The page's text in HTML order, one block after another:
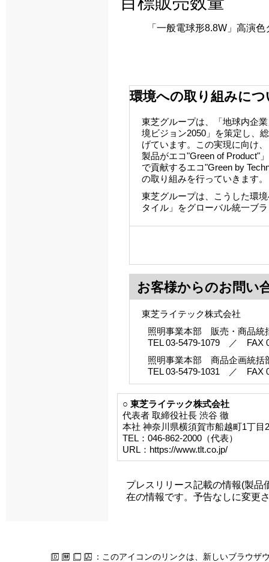
「一般電球形8.8W」高演
環境への取り組みにつ
東芝グループは、「地球内企
境ビジョン2050」を策定し、
げています。この実現に向け
製品がエコ"Green of Product"
で貢献するエコ"Green by
の取り組みを行っていきます。
東芝グループは、こうした環
タイル」をグローバル統一ブ
お客様からのお問い
東芝ライテック株式会社
照明事業本部 販売・商品
TEL 03-5479-1079 ／ FAX
照明事業本部 商品企画統
TEL 03-5479-1031 ／ FAX
○ 東芝ライテック株式会社
代表者 取締役社長 渋谷 徹
本社 神奈川県横須賀市船越町1丁目
TEL：046-862-2000（代表）
URL：https://www.tlt.co.jp/
プレスリリース記載の情報(製
在の情報です。予告なしに変更
：このアイコンのリンクは、新しいブラウザ